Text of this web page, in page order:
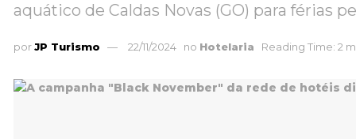
aquático de Caldas Novas (GO) para férias
porJP Turismo 22/11/2024 no Hotelaria Reading Time: 2